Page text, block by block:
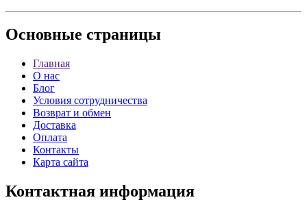
Основные страницы
Главная
О нас
Блог
Условия сотрудничества
Возврат и обмен
Доставка
Оплата
Контакты
Карта сайта
Контактная информация